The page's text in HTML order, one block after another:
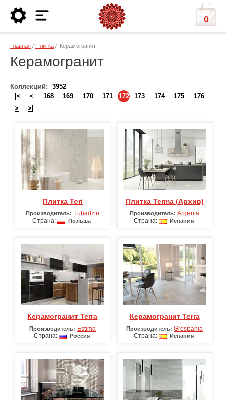
0
Главная / Плитка / Керамогранит
Керамогранит
Коллекций:
3952
|<
< 168 169 170 171 172 173 174 175
176
>
>|
Плитка Teri
Производитель: Tubаdzin
Страна:
Польша
Плитка Terma (Архив)
Производитель: Argenta
Страна:
Испания
Керамогранит Terra
Производитель: Estima
Страна:
Россия
Керамогранит Terra
Производитель: Grespania
Страна:
Испания